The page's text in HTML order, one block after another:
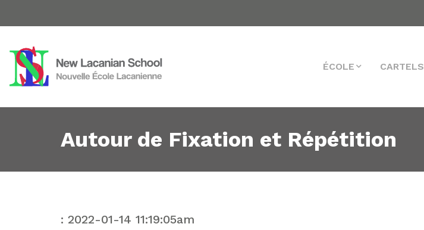
ÉCOLE CARTELS
Autour de Fixation et Répétition
: 2022-01-14 11:19:05am